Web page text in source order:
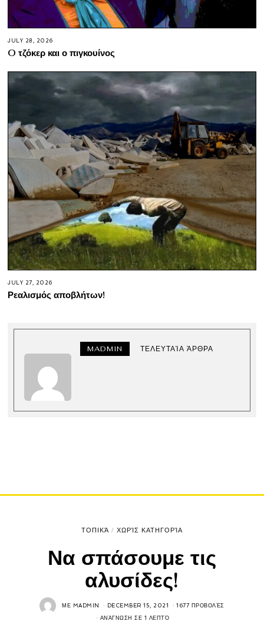
JULY 28, 2026
O τζόκερ και ο πιγκουίνος
JULY 27, 2026
Ρεαλισμός αποβλήτων!
MADMIN ΤΕΛΕΥΤΑΊΑ ΆΡΘΡΑ
ΤΟΠΙΚΆ / ΧΩΡΊΣ ΚΑΤΗΓΟΡΊΑ
Να σπάσουμε τις
αλυσίδες!
ΜΕ MADMIN DECEMBER 15, 2021 1677 ΠΡΟΒΟΛΈΣ
ΑΝΆΓΝΩΣΗ ΣΕ 1 ΛΕΠΤΌ